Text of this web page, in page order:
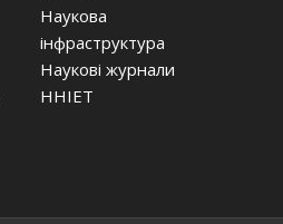
Наукова
інфраструктура
Наукові журнали
ННІЕТ